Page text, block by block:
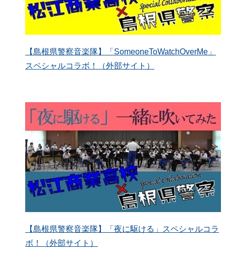
【島根県警察音楽隊】「SomeoneToWatchOverMe」
スペシャルコラボ！（外部サイト）
【島根県警察音楽隊】「夜に駆ける」スペシャルコラ
ボ！（外部サイト）